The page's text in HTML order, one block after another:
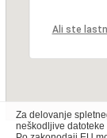
Ali ste
Za delovanje
neškodljive datoteke